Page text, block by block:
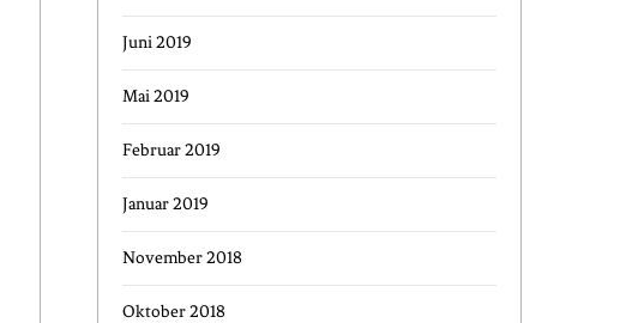
Juni 2019
Mai 2019
Februar 2019
Januar 2019
November 2018
Oktober 2018